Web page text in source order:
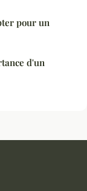
pour un
d'un